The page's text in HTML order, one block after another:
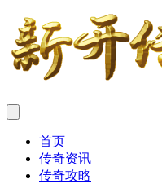
首页
传奇资讯
传奇攻略